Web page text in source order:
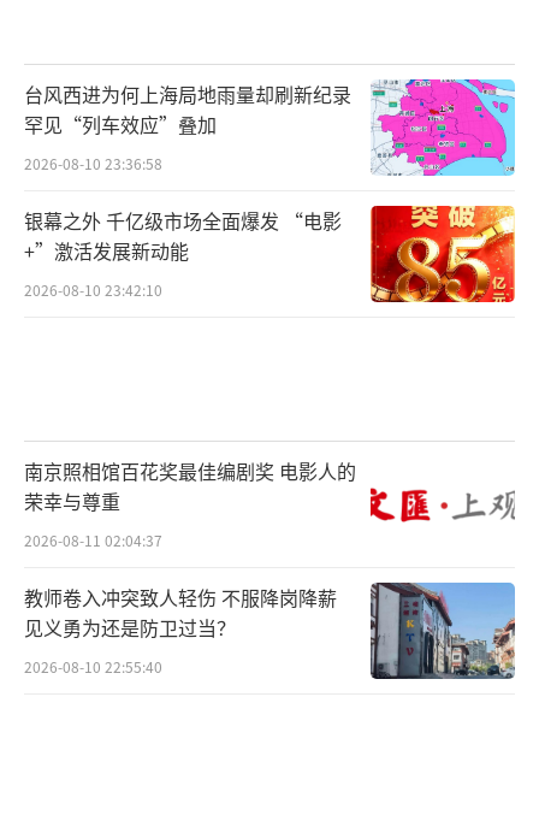
台风西进为何上海局地雨量却刷新纪录
罕见“列车效应”叠加
2026-08-10 23:36:58
银幕之外 千亿级市场全面爆发 “电影
+”激活发展新动能
2026-08-10 23:42:10
南京照相馆百花奖最佳编剧奖 电影人的
荣幸与尊重
2026-08-11 02:04:37
教师卷入冲突致人轻伤 不服降岗降薪
见义勇为还是防卫过当？
2026-08-10 22:55:40